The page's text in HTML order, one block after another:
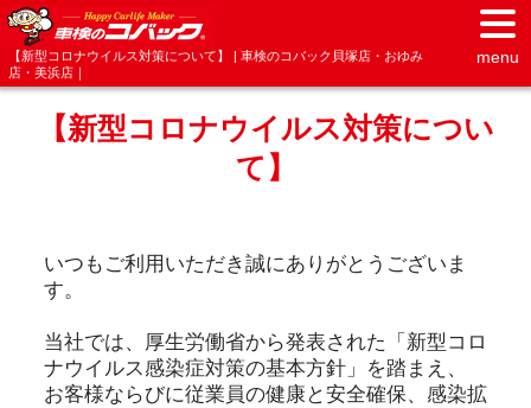
【新型コロナウイルス対策について】 | 車検のコバック貝塚店・おゆみ
店・美浜店｜
menu
【新型コロナウイルス対策につい
て】
いつもご利用いただき誠にありがとうございま
す。
当社では、厚生労働省から発表された「新型コロ
ナウイルス感染症対策の基本方針」を踏まえ、
お客様ならびに従業員の健康と安全確保、感染拡